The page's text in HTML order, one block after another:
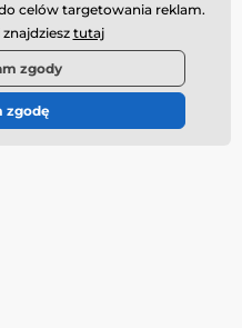
celów targetowania reklam.
tutaj
zgody
zgodę